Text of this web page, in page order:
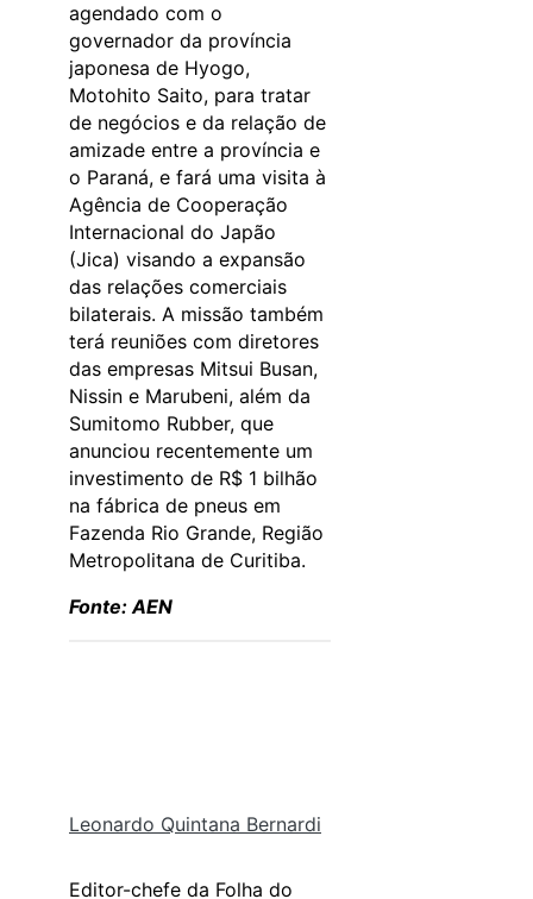
agendado com o
governador da província
japonesa de Hyogo,
Motohito Saito, para tratar
de negócios e da relação de
amizade entre a província e
o Paraná, e fará uma visita à
Agência de Cooperação
Internacional do Japão
(Jica) visando a expansão
das relações comerciais
bilaterais. A missão também
terá reuniões com diretores
das empresas Mitsui Busan,
Nissin e Marubeni, além da
Sumitomo Rubber, que
anunciou recentemente um
investimento de R$ 1 bilhão
na fábrica de pneus em
Fazenda Rio Grande, Região
Metropolitana de Curitiba.
Fonte: AEN
Leonardo Quintana Bernardi
Editor-chefe da Folha do